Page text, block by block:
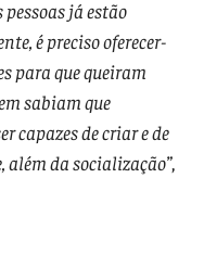
já estão
é preciso oferecer-
para que queiram
sabiam que
capazes de criar e de
da socialização”,